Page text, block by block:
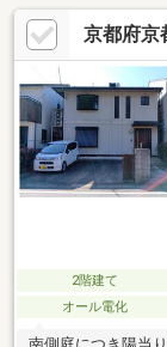
き、足腰に負担が
演奏など楽しめま
（下記参照）【リ
り、外階段防水シ
／ガレージシャッ
（ＬＤＫ・主寝室
京都府京
2階建て
オール電化